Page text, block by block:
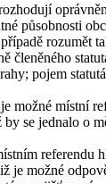
působnosti
rozumět
členěného
pojem
možné místní
se jednalo o
referendu
je možné